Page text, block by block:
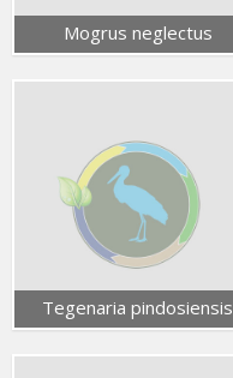
Mogrus neglectus
Tegenaria pindosiensis